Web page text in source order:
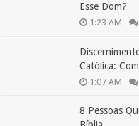
Esse Dom?
1:23 AM
Católica:
1:07 AM
8 Pessoas